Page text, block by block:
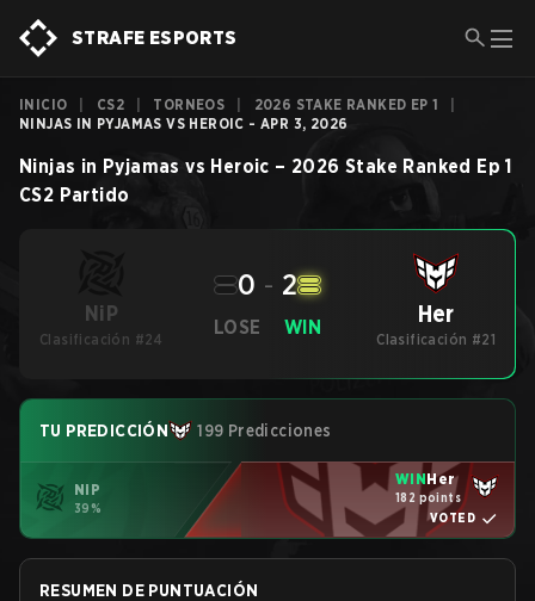
STRAFE ESPORTS
INICIO CS2 TORNEOS 2026 STAKE RANKED EP 1
NINJAS IN PYJAMAS VS HEROIC - APR 3, 2026
Ninjas in Pyjamas vs Heroic – 2026 Stake Ranked Ep 1
CS2 Partido
NiP
Clasificación #24
LOSE
0 - 2
WIN Her
Clasificación #21
TU PREDICCIÓN 199 Predicciones
NiP
39%
WINHer
182 points
VOTED
RESUMEN DE PUNTUACIÓN